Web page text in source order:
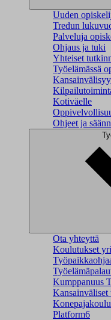
Uuden
Tredun
Palveluja
Ohjaus ja tuki
Yhteiset
Työelämässä
Kotiväelle
Ohjeet ja
Ota yhteyttä
Koulutukset
Kumppanuus
Kansainväliset
Konepajakoulu
Platform6